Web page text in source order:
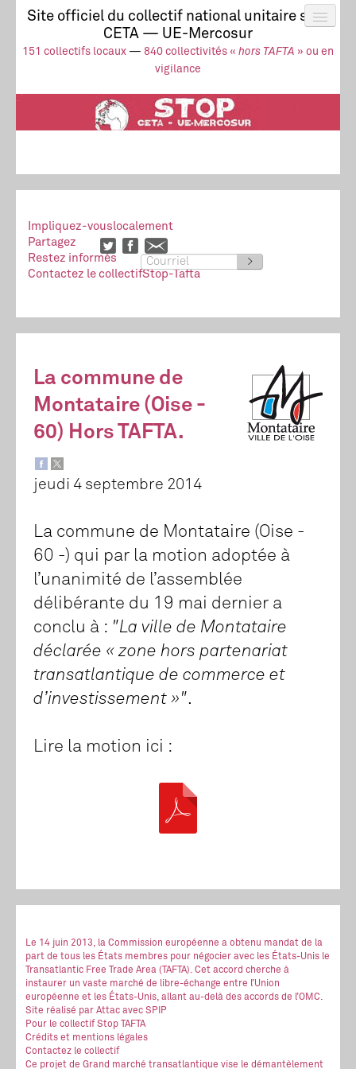
Site officiel du collectif national unitaire stop
CETA — UE-Mercosur
151 collectifs locaux — 840 collectivités « hors TAFTA » ou en
vigilance
Actus
UE-Mercosur
Stop à l’impunité !
TAFTA
CETA
Collectif
Impliquez-vouslocalement
Partagez
Restez informés
>
Contactez le collectifStop-Tafta
La commune de
Montataire (Oise -
60) Hors TAFTA.
jeudi 4 septembre 2014
La commune de Montataire (Oise -
60 -) qui par la motion adoptée à
l’unanimité de l’assemblée
délibérante du 19 mai dernier a
conclu à : "La ville de Montataire
déclarée « zone hors partenariat
transatlantique de commerce et
d’investissement »".
Lire la motion ici :
Le 14 juin 2013, la Commission européenne a obtenu mandat de la
part de tous les États membres pour négocier avec les États-Unis le
Transatlantic Free Trade Area (TAFTA). Cet accord cherche à
instaurer un vaste marché de libre-échange entre l’Union
européenne et les États-Unis, allant au-delà des accords de l’OMC.
Site réalisé par Attac avec SPIP
Pour le collectif Stop TAFTA
Crédits et mentions légales
Contactez le collectif
Ce projet de Grand marché transatlantique vise le démantèlement